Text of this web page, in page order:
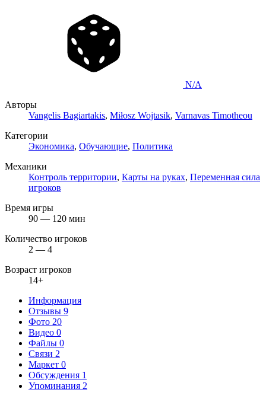
N/A
Авторы
Vangelis Bagiartakis, Miłosz Wojtasik, Varnavas Timotheou
Категории
Экономика, Обучающие, Политика
Механики
Контроль территории, Карты на руках, Переменная сила
игроков
Время игры
90 — 120 мин
Количество игроков
2 — 4
Возраст игроков
14+
Информация
Отзывы 9
Фото 20
Видео 0
Файлы 0
Связи 2
Маркет 0
Обсуждения 1
Упоминания 2